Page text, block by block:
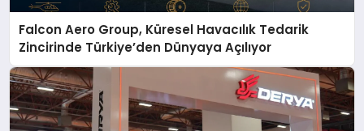
Falcon Aero Group, Küresel Havacılık Tedarik
Zincirinde Türkiye’den Dünyaya Açılıyor